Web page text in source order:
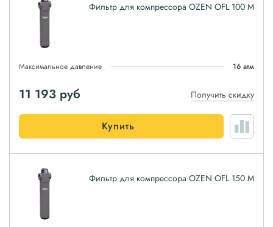
Фильтр для компрессора OZEN OFL 100 M
Максимальное давление 16 атм
11 193 руб Получить скидку
Купить
Фильтр для компрессора OZEN OFL 150 M